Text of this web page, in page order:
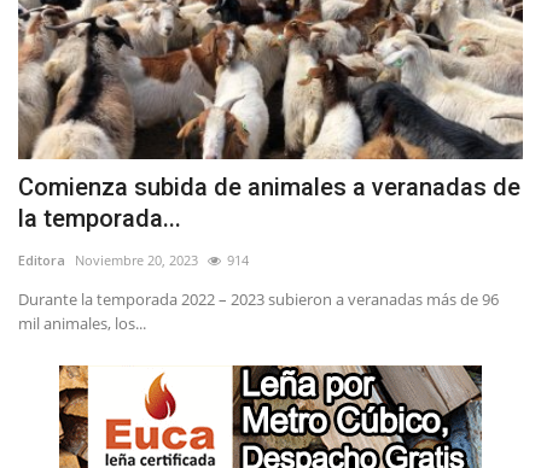
Comienza subida de animales a veranadas de
la temporada...
Editora Noviembre 20, 2023 914
Durante la temporada 2022 – 2023 subieron a veranadas más de 96
mil animales, los...